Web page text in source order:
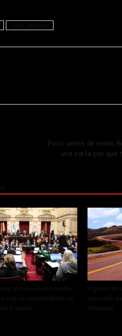
Poco antes de morir,
una carta por qué